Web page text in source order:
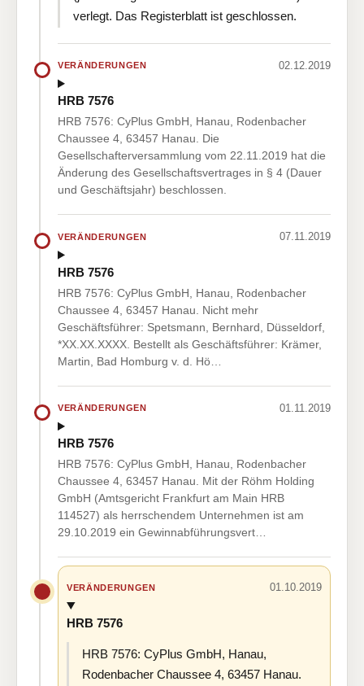
verlegt. Das Registerblatt ist geschlossen.
VERÄNDERUNGEN 02.12.2019
HRB 7576
HRB 7576: CyPlus GmbH, Hanau, Rodenbacher
Chaussee 4, 63457 Hanau. Die
Gesellschafterversammlung vom 22.11.2019 hat die
Änderung des Gesellschaftsvertrages in § 4 (Dauer
und Geschäftsjahr) beschlossen.
VERÄNDERUNGEN 07.11.2019
HRB 7576
HRB 7576: CyPlus GmbH, Hanau, Rodenbacher
Chaussee 4, 63457 Hanau. Nicht mehr
Geschäftsführer: Spetsmann, Bernhard, Düsseldorf,
*XX.XX.XXXX. Bestellt als Geschäftsführer: Krämer,
Martin, Bad Homburg v. d. Hö…
VERÄNDERUNGEN 01.11.2019
HRB 7576
HRB 7576: CyPlus GmbH, Hanau, Rodenbacher
Chaussee 4, 63457 Hanau. Mit der Röhm Holding
GmbH (Amtsgericht Frankfurt am Main HRB
114527) als herrschendem Unternehmen ist am
29.10.2019 ein Gewinnabführungsvert…
VERÄNDERUNGEN 01.10.2019
HRB 7576
HRB 7576: CyPlus GmbH, Hanau,
Rodenbacher Chaussee 4, 63457 Hanau.